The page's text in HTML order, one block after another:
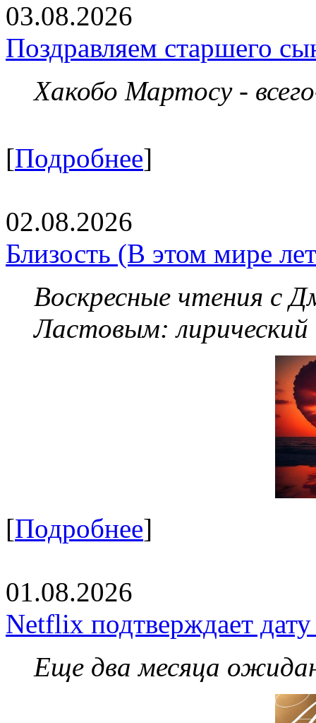
03.08.2026
Поздравляем старшего
Хакобо Мартосу -
[Подробнее]
02.08.2026
Близость (В этом мире
Воскресные чтения с
Ластовым:
[Подробнее]
01.08.2026
Netflix подтверждает
Еще два месяца